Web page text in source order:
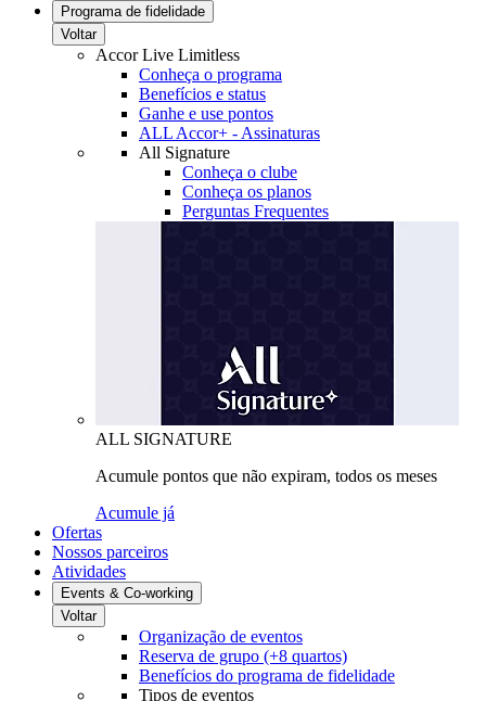
Programa de fidelidade
Voltar
Accor Live Limitless
Conheça o programa
Benefícios e status
Ganhe e use pontos
ALL Accor+ - Assinaturas
All Signature
Conheça o clube
Conheça os planos
Perguntas Frequentes
ALL SIGNATURE
Acumule pontos que não expiram, todos os meses
Acumule já
Ofertas
Nossos parceiros
Atividades
Events & Co-working
Voltar
Organização de eventos
Reserva de grupo (+8 quartos)
Benefícios do programa de fidelidade
Tipos de eventos